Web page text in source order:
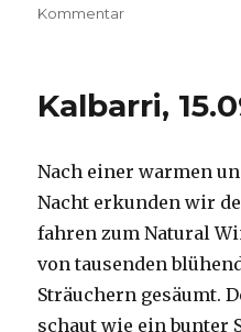
Kommentarzu
Kalbarri,
Nach einer warmen
Nacht erkunden wir
fahren zum Natural
von tausenden
Sträuchern gesäumt.
schaut wie ein bunter